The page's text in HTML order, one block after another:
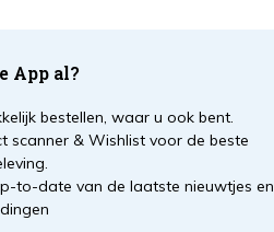
App al?
bestellen, waar u ook bent.
scanner & Wishlist voor de beste
to-date van de laatste nieuwtjes en